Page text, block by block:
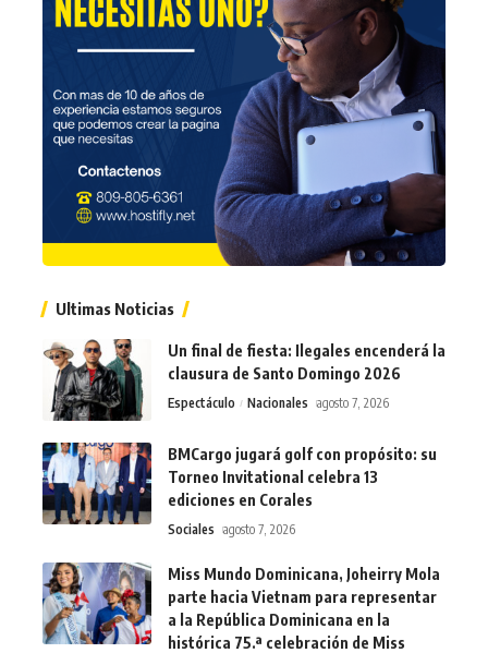
Ultimas Noticias
Un final de fiesta: Ilegales encenderá la
clausura de Santo Domingo 2026
Espectáculo Nacionales agosto 7, 2026
BMCargo jugará golf con propósito: su
Torneo Invitational celebra 13
ediciones en Corales
Sociales agosto 7, 2026
Miss Mundo Dominicana, Joheirry Mola
parte hacia Vietnam para representar
a la República Dominicana en la
histórica 75.ª celebración de Miss